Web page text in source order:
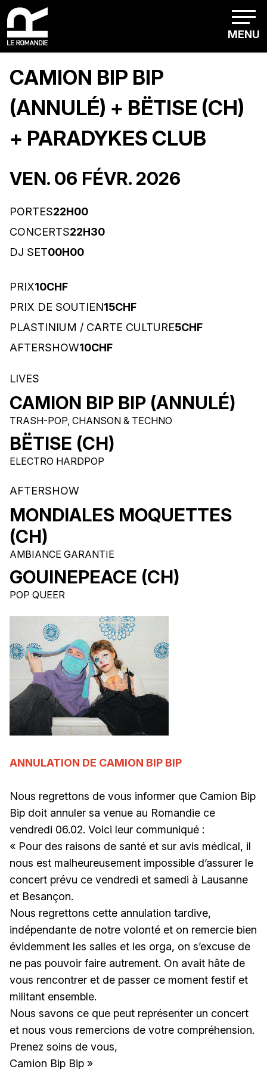
MENU
CAMION BIP BIP
(ANNULÉ) + BËTISE (CH)
+ PARADYKES CLUB
VEN. 06 FÉVR. 2026
PORTES22H00
CONCERTS22H30
DJ SET00H00
PRIX10CHF
PRIX DE SOUTIEN15CHF
PLASTINIUM / CARTE CULTURE5CHF
AFTERSHOW10CHF
LIVES
CAMION BIP BIP (ANNULÉ)
TRASH-POP, CHANSON & TECHNO
BËTISE (CH)
ELECTRO HARDPOP
AFTERSHOW
MONDIALES MOQUETTES
(CH)
AMBIANCE GARANTIE
GOUINEPEACE (CH)
POP QUEER
ANNULATION DE CAMION BIP BIP
Nous regrettons de vous informer que Camion Bip
Bip doit annuler sa venue au Romandie ce
vendredi 06.02. Voici leur communiqué :
« Pour des raisons de santé et sur avis médical, il
nous est malheureusement impossible d’assurer le
concert prévu ce vendredi et samedi à Lausanne
et Besançon.
Nous regrettons cette annulation tardive,
indépendante de notre volonté et on remercie bien
évidemment les salles et les orga, on s’excuse de
ne pas pouvoir faire autrement. On avait hâte de
vous rencontrer et de passer ce moment festif et
militant ensemble.
Nous savons ce que peut représenter un concert
et nous vous remercions de votre compréhension.
Prenez soins de vous,
Camion Bip Bip »